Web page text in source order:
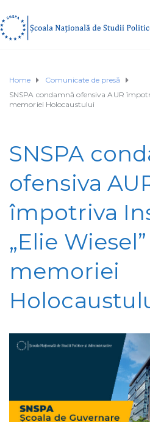
Home
Comunicate de presă
SNSPA condamnă ofensiva AUR
memoriei Holocaustului
SNSPA
ofensiva
împotriva
„Elie
memoriei